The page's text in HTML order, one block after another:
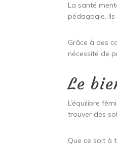
La santé
pédagogie. Ils
Grâce à des
nécessité de
Le
L’équilibre
trouver des
Que ce soit à